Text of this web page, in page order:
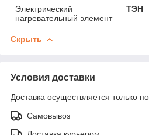
Электрический
нагревательный элемент
ТЭН
Скрыть
Условия доставки
Доставка осуществляется только
Самовывоз